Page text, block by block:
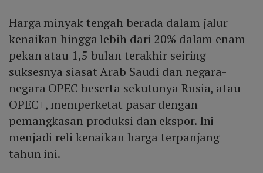
Harga minyak tengah berada dalam jalur
kenaikan hingga lebih dari 20% dalam enam
pekan atau 1,5 bulan terakhir seiring
suksesnya siasat Arab Saudi dan negara-
negara OPEC beserta sekutunya Rusia, atau
OPEC+, memperketat pasar dengan
pemangkasan produksi dan ekspor. Ini
menjadi reli kenaikan harga terpanjang
tahun ini.